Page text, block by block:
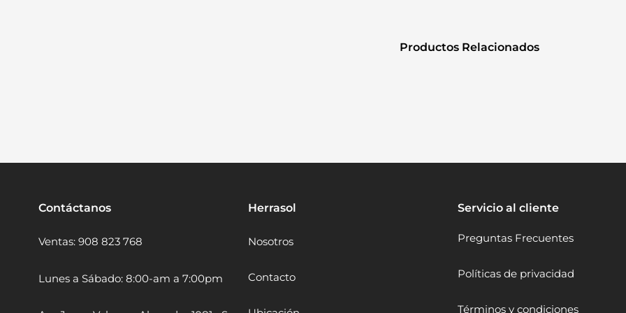
Productos Relacionados
Contáctanos
Ventas: 908 823 768
Lunes a Sábado: 8:00-am a 7:00pm
Herrasol
Nosotros
Contacto
Servicio al cliente
Preguntas Frecuentes
Políticas de privacidad
Términos y condiciones